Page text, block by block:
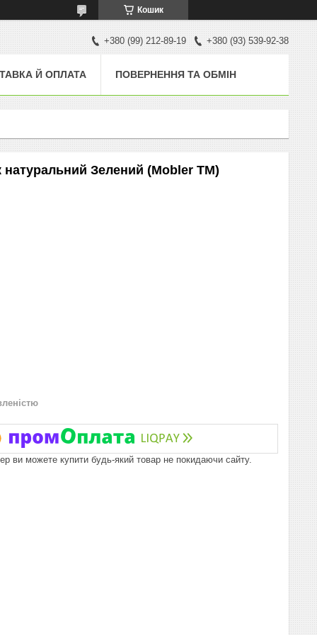
Кошик
+380 (99) 212-89-19 +380 (93) 539-92-38
Й ОПЛАТА ПОВЕРНЕННЯ ТА ОБМІН
Зелений (Mobler TM)
ви можете купити будь-який товар не покидаючи сайту.